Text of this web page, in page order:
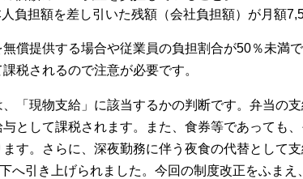
負担額を差し引いた残額（会社負担額）が月額
償提供する場合や従業員の負担割合が50％未満
税されるので注意が必要です。
「現物支給」に該当するかの判断です。弁当の
として課税されます。また、食券等であっても
す。さらに、深夜勤務に伴う夜食の代替として
へ引き上げられました。今回の制度改正をふま